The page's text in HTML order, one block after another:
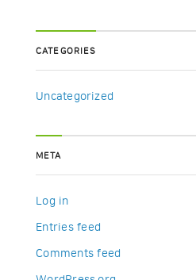
CATEGORIES
Uncategorized
META
Log in
Entries feed
Comments feed